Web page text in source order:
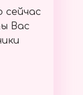
сейчас
Вас